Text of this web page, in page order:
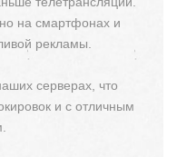
на смартфонах и
рекламы.
серверах, что
и с отличным